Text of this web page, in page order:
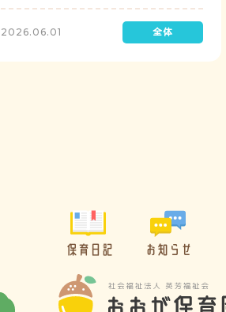
レゼントを制作して渡します。
2026.06.01
保育日記 お知らせ